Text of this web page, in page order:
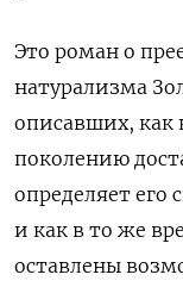
Это роман о
натурализма
описавших,
поколению
определяет
и как в то же
оставлены